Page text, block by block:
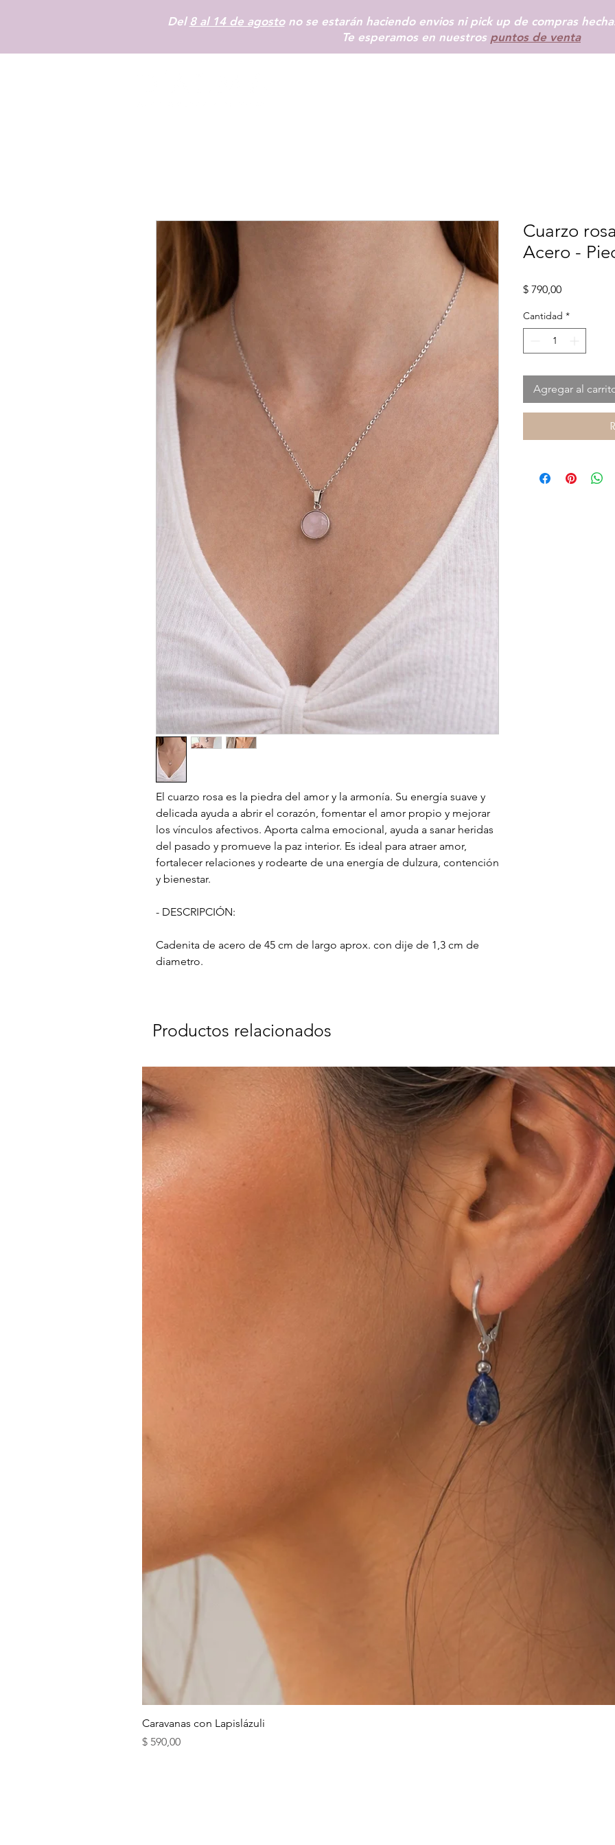
Del 8 al 14 de agostono se estarán haciendo envios ni pick up de compras
Te esperamos en nuestros puntos de venta
El cuarzo rosa es la piedra del amor y la armonía. Su energía suave y
delicada ayuda a abrir el corazón, fomentar el amor propio y mejorar
los vínculos afectivos. Aporta calma emocional, ayuda a sanar heridas
del pasado y promueve la paz interior. Es ideal para atraer amor,
fortalecer relaciones y rodearte de una energía de dulzura, contención
y bienestar.
- DESCRIPCIÓN:
Cadenita de acero de 45 cm de largo aprox. con dije de 1,3 cm de
diametro.
Cuarzo
Acero -
$ 790,00Precio
Cantidad *
Agregar al
Productos relacionados
Caravanas con Lapislázuli
Precio
$ 590,00